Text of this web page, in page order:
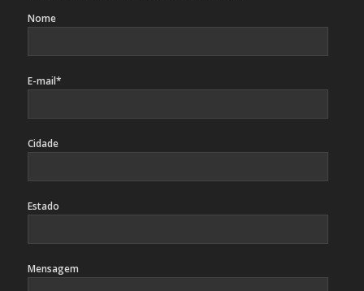
Nome
E-mail*
Cidade
Estado
Mensagem